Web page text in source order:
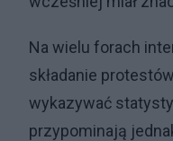
Na wielu forach
składanie
wykazywać
przypominają